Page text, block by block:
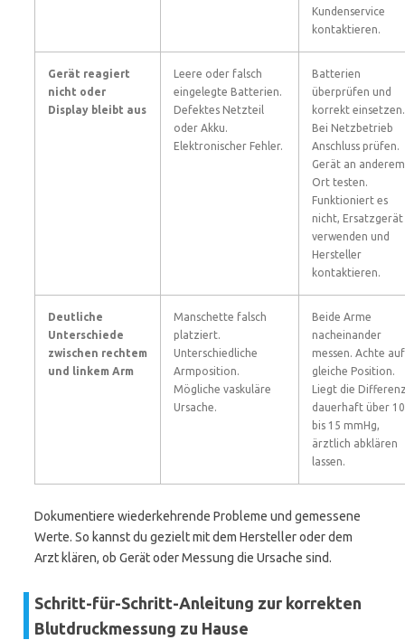
Kundenservice
kontaktieren.
Gerät reagiert
nicht oder
Display bleibt aus
Leere oder falsch
eingelegte Batterien.
Defektes Netzteil
oder Akku.
Elektronischer Fehler.
Batterien
überprüfen und
korrekt einsetzen.
Bei Netzbetrieb
Anschluss prüfen.
Gerät an anderem
Ort testen.
Funktioniert es
nicht, Ersatzgerät
verwenden und
Hersteller
kontaktieren.
Deutliche
Unterschiede
zwischen rechtem
und linkem Arm
Manschette falsch
platziert.
Unterschiedliche
Armposition.
Mögliche vaskuläre
Ursache.
Beide Arme
nacheinander
messen. Achte auf
gleiche Position.
Liegt die
dauerhaft über 10
bis 15 mmHg,
ärztlich abklären
lassen.
Dokumentiere wiederkehrende Probleme und gemessene
Werte. So kannst du gezielt mit dem Hersteller oder dem
Arzt klären, ob Gerät oder Messung die Ursache sind.
Schritt-für-Schritt-Anleitung zur korrekten
Blutdruckmessung zu Hause